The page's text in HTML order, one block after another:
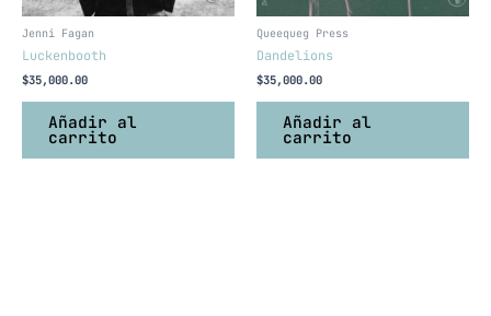
Jenni Fagan
Luckenbooth
$35,000.00
Añadir al
carrito
Queequeg Press
Dandelions
$35,000.00
Añadir al
carrito